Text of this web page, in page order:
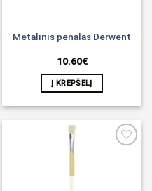
Metalinis penalas Derwent
10.60€
Į KREPŠELĮ